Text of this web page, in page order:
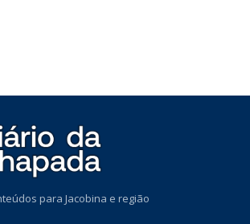
para Jacobina e região